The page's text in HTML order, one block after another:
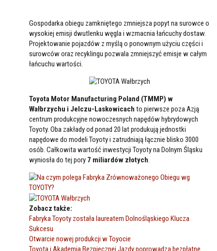
Gospodarka obiegu zamkniętego zmniejsza popyt na surowce o
wysokiej emisji dwutlenku węgla i wzmacnia łańcuchy dostaw.
Projektowanie pojazdów z myślą o ponownym użyciu części i
surowców oraz recyklingu pozwala zmniejszyć emisje w całym
łańcuchu wartości.
Toyota Motor Manufacturing Poland (TMMP) w
Wałbrzychu i Jelczu-Laskowicach to pierwsze poza Azją
centrum produkcyjne nowoczesnych napędów hybrydowych
Toyoty. Oba zakłady od ponad 20 lat produkują jednostki
napędowe do modeli Toyoty i zatrudniają łącznie blisko 3000
osób. Całkowita wartość inwestycji Toyoty na Dolnym Śląsku
wyniosła do tej pory 7 miliardów złotych.
Zobacz także:
Fabryka Toyoty została laureatem Dolnośląskiego Klucza
Sukcesu
Otwarcie nowej produkcji w Toyocie
Toyota i Akademia Bezpiecznej Jazdy poprowadzą bezpłatne